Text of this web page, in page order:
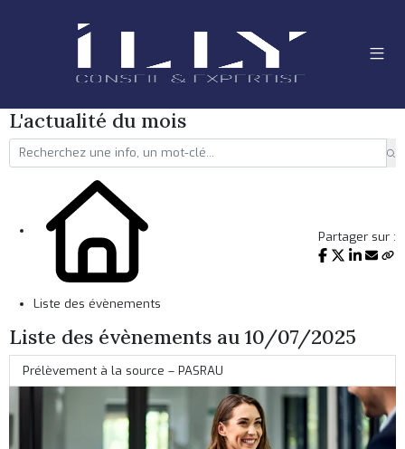
L'actualité du mois
Liste des évènements
Partager sur :
Liste des évènements au 10/07/2025
Prélèvement à la source – PASRAU